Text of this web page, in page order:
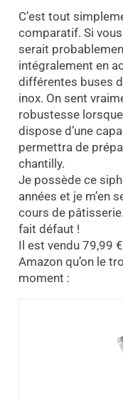
C’est tout
comparatif. Si vous
serait
intégralement en
différentes buses
inox. On sent
robustesse lorsque
dispose d’une
permettra de
chantilly.
Je possède ce
années et je m’en
cours de
fait défaut !
Il est vendu 79,99
Amazon qu’on le
moment :